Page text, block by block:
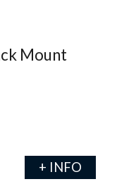
Mount
+ INFO